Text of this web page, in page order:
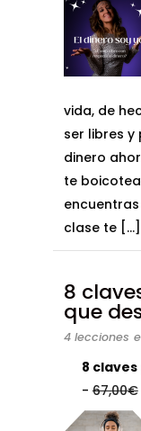
vida, de
ser libres y
dinero
te
clase te […]
8
que
4 lecciones
8
-67,00€